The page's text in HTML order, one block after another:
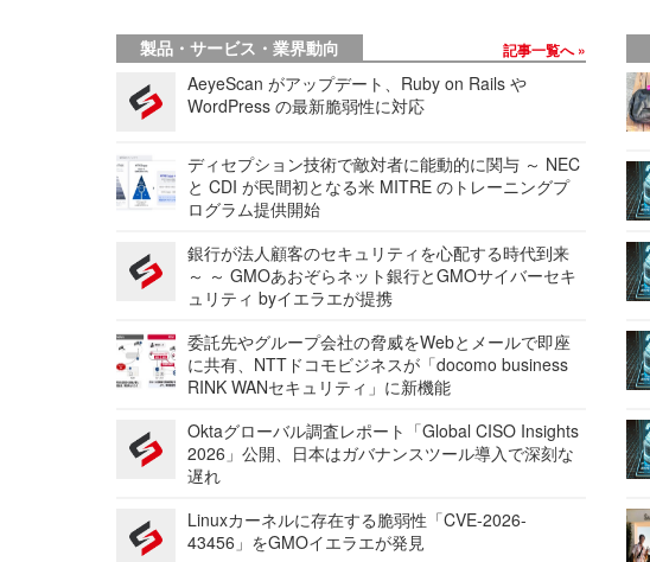
製品・サービス・業界動向 記事一覧へ
AeyeScan がアップデート、Ruby on Rails や
WordPress の最新脆弱性に対応
ディセプション技術で敵対者に能動的に関与 ～ NEC
と CDI が民間初となる米 MITRE のトレーニングプ
ログラム提供開始
銀行が法人顧客のセキュリティを心配する時代到来
～ ～ GMOあおぞらネット銀行とGMOサイバーセキ
ュリティ byイエラエが提携
委託先やグループ会社の脅威をWebとメールで即座
に共有、NTTドコモビジネスが「docomo business
RINK WANセキュリティ」に新機能
Oktaグローバル調査レポート「Global CISO Insights
2026」公開、日本はガバナンスツール導入で深刻な
遅れ
Linuxカーネルに存在する脆弱性「CVE-2026-
43456」をGMOイエラエが発見